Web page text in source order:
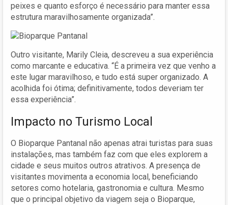
peixes e quanto esforço é necessário para manter essa
estrutura maravilhosamente organizada”.
Outro visitante, Marily Cleia, descreveu a sua experiência
como marcante e educativa. “É a primeira vez que venho a
este lugar maravilhoso, e tudo está super organizado. A
acolhida foi ótima; definitivamente, todos deveriam ter
essa experiência”.
Impacto no Turismo Local
O Bioparque Pantanal não apenas atrai turistas para suas
instalações, mas também faz com que eles explorem a
cidade e seus muitos outros atrativos. A presença de
visitantes movimenta a economia local, beneficiando
setores como hotelaria, gastronomia e cultura. Mesmo
que o principal objetivo da viagem seja o Bioparque,